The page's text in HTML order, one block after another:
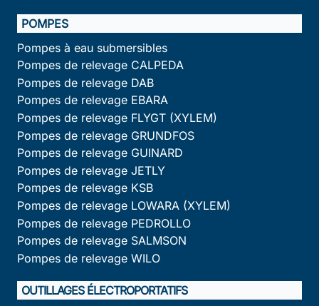
POMPES
Pompes à eau submersibles
Pompes de relevage CALPEDA
Pompes de relevage DAB
Pompes de relevage EBARA
Pompes de relevage FLYGT (XYLEM)
Pompes de relevage GRUNDFOS
Pompes de relevage GUINARD
Pompes de relevage JETLY
Pompes de relevage KSB
Pompes de relevage LOWARA (XYLEM)
Pompes de relevage PEDROLLO
Pompes de relevage SALMSON
Pompes de relevage WILO
OUTILLAGES ÉLECTROPORTATIFS